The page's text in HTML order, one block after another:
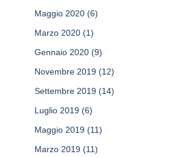
Maggio 2020 (6)
Marzo 2020 (1)
Gennaio 2020 (9)
Novembre 2019 (12)
Settembre 2019 (14)
Luglio 2019 (6)
Maggio 2019 (11)
Marzo 2019 (11)